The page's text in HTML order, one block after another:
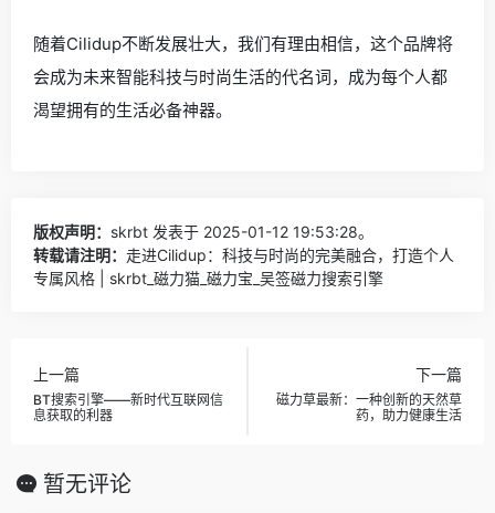
随着Cilidup不断发展壮大，我们有理由相信，这个品牌将
会成为未来智能科技与时尚生活的代名词，成为每个人都
渴望拥有的生活必备神器。
版权声明： skrbt 发表于 2025-01-12 19:53:28。
转载请注明： 走进Cilidup：科技与时尚的完美融合，打造个人
专属风格 | skrbt_磁力猫_磁力宝_吴签磁力搜索引擎
上一篇
BT搜索引擎——新时代互联网信
息获取的利器
下一篇
磁力草最新：一种创新的天然草
药，助力健康生活
暂无评论